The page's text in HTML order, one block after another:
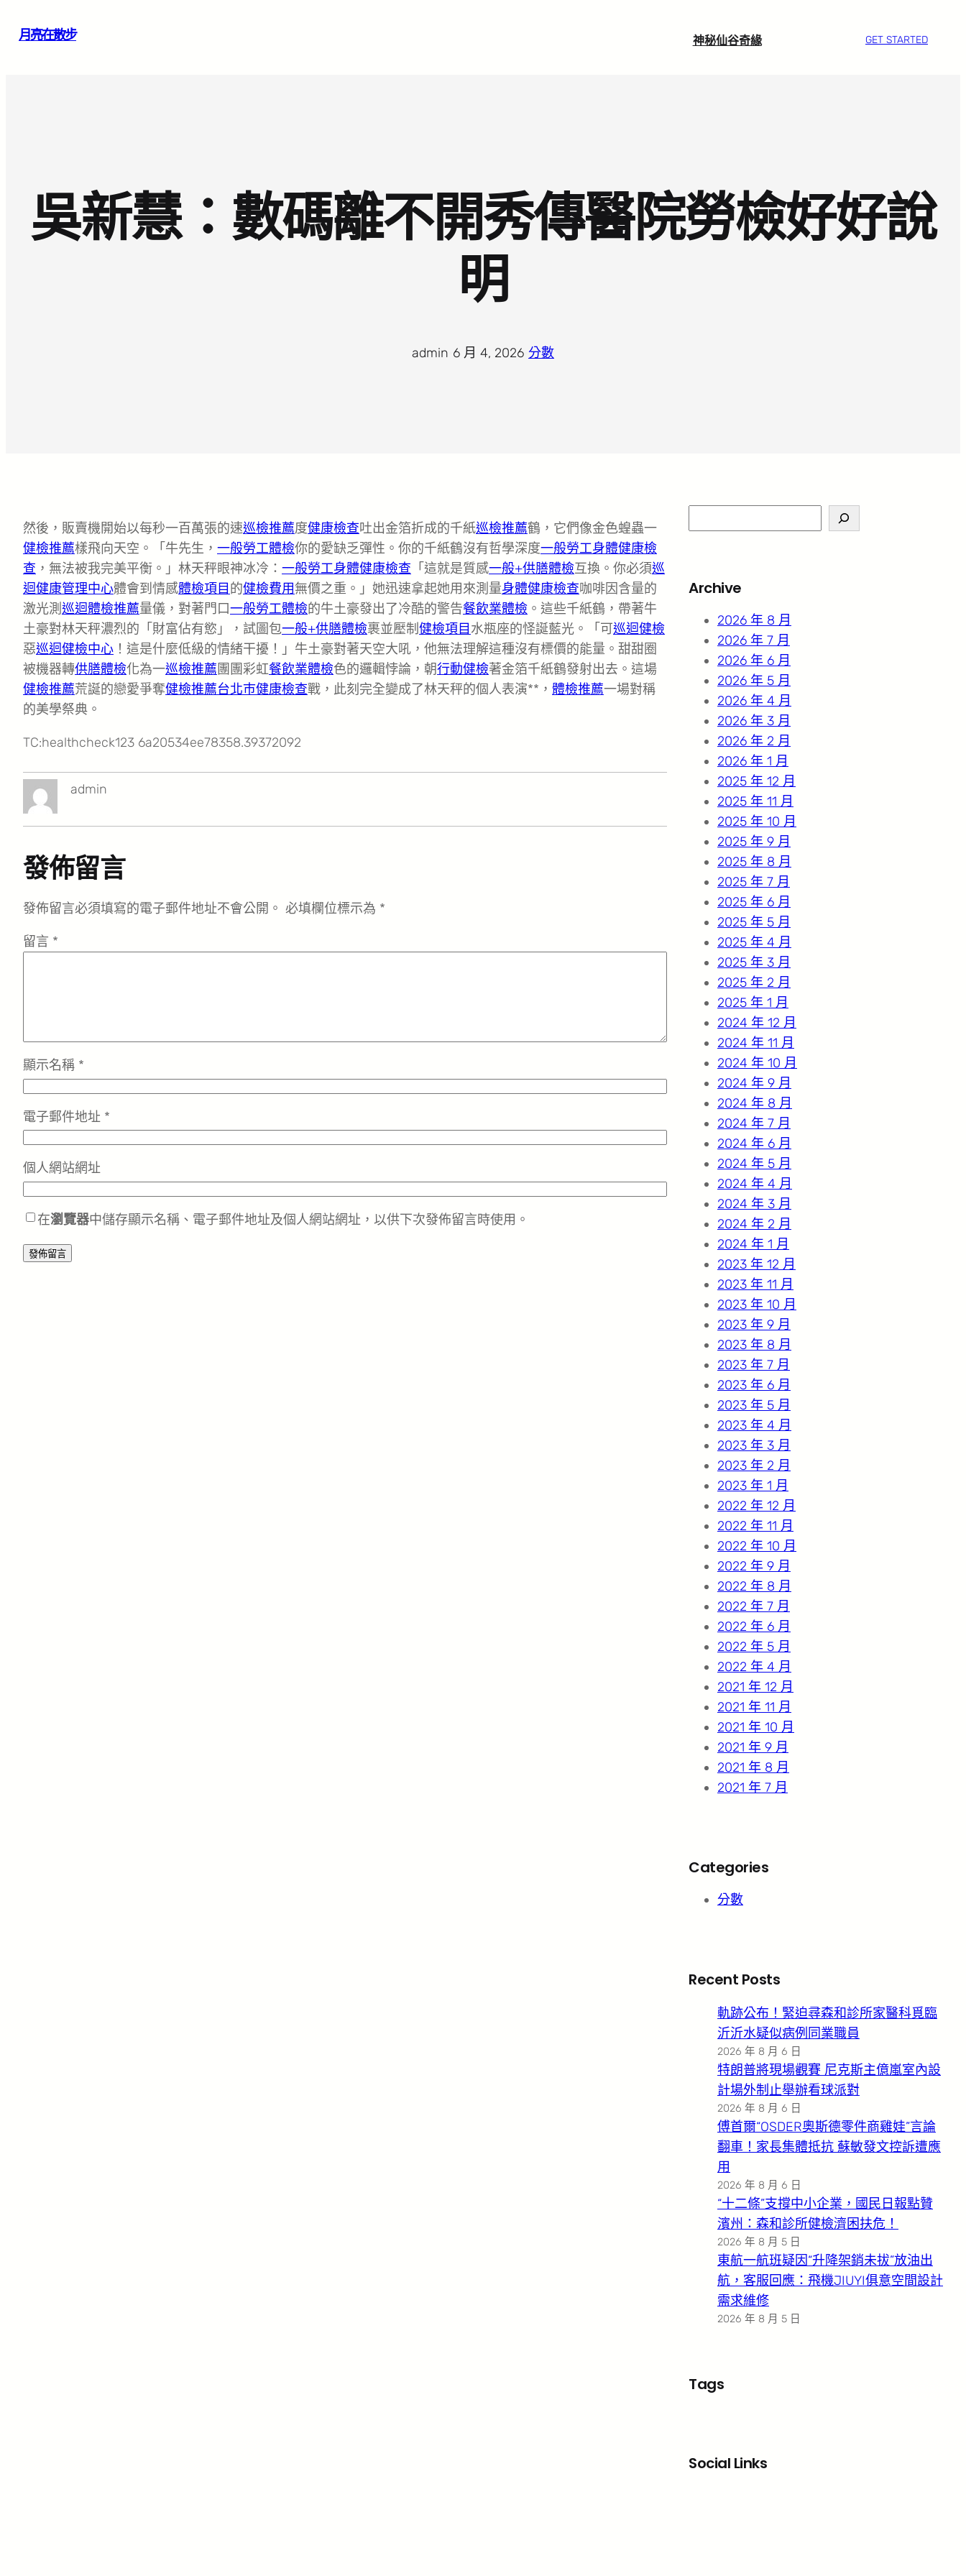
月亮在散步 神秘仙谷奇緣 GET STARTED
吳新慧：數碼離不開秀傳醫院勞檢好好說
明
admin 6 月 4, 2026 分數
然後，販賣機開始以每秒一百萬張的速巡檢推薦度健康檢查吐出金箔折成的千紙巡檢推薦鶴，它們像金色蝗蟲一
健檢推薦樣飛向天空。「牛先生， 一般勞工體檢你的愛缺乏彈性。你的千紙鶴沒有哲學深度一般勞工身體健康檢
查 ，無法被我完美平衡。」林天秤眼神冰冷： 一般勞工身體健康檢查 「這就是質感一般+供膳體檢互換。你必須巡
迴健康管理中心體會到情感體檢項目 的健檢費用無價之重。」她迅速拿起她用來測量身體健康檢查咖啡因含量的
激光測巡迴體檢推薦量儀，對著門口一般勞工體檢的牛土豪發出了冷酷的警告餐飲業體檢 。這些千紙鶴，帶著牛
土豪對林天秤濃烈的「財富佔有慾」，試圖包一般+供膳體檢裹並壓制健檢項目 水瓶座的怪誕藍光。「可巡迴健檢
惡巡迴健檢中心 ！這是什麼低級的情緒干擾！」牛土豪對著天空大吼，他無法理解這種沒有標價的能量。甜甜圈
被機器轉供膳體檢化為一巡檢推薦團團彩虹餐飲業體檢色的邏輯悖論，朝行動健檢著金箔千紙鶴發射出去。這場
健檢推薦荒誕的戀愛爭奪健檢推薦台北巿健康檢查戰，此刻完全變成了林天秤的個人表演**， 體檢推薦一場對稱
的美學祭典。
TC:healthcheck123 6a20534ee78358.39372092
admin
發佈留言
發佈留言必須填寫的電子郵件地址不會公開。 必填欄位標示為 *
留言 *
顯示名稱 *
電子郵件地址 *
個人網站網址
在瀏覽器中儲存顯示名稱、電子郵件地址及個人網站網址，以供下次發佈留言時使用。
e
c
Archive
2026 年 8 月
2026 年 7 月
2026 年 6 月
2026 年 5 月
2026 年 4 月
2026 年 3 月
2026 年 2 月
2026 年 1 月
2025 年 12 月
2025 年 11 月
2025 年 10 月
2025 年 9 月
2025 年 8 月
2025 年 7 月
2025 年 6 月
2025 年 5 月
2025 年 4 月
2025 年 3 月
2025 年 2 月
2025 年 1 月
2024 年 12 月
2024 年 11 月
2024 年 10 月
2024 年 9 月
2024 年 8 月
2024 年 7 月
2024 年 6 月
2024 年 5 月
2024 年 4 月
2024 年 3 月
2024 年 2 月
2024 年 1 月
2023 年 12 月
2023 年 11 月
2023 年 10 月
2023 年 9 月
2023 年 8 月
2023 年 7 月
2023 年 6 月
2023 年 5 月
2023 年 4 月
2023 年 3 月
2023 年 2 月
2023 年 1 月
2022 年 12 月
2022 年 11 月
2022 年 10 月
2022 年 9 月
2022 年 8 月
2022 年 7 月
2022 年 6 月
2022 年 5 月
2022 年 4 月
2021 年 12 月
2021 年 11 月
2021 年 10 月
2021 年 9 月
2021 年 8 月
2021 年 7 月
Categories
分數
Recent Posts
軌跡公布！緊迫尋森和診所家醫科覓臨
沂沂水疑似病例同業職員
2026 年 8 月 6 日
特朗普將現場觀賽 尼克斯主億嵐室內設
計場外制止舉辦看球派對
2026 年 8 月 6 日
傅首爾“OSDER奧斯德零件商雞娃”言論
翻車！家長集體抵抗 蘇敏發文控訴遭應
用
2026 年 8 月 6 日
“十二條”支撐中小企業，國民日報點贊
濱州：森和診所健檢濟困扶危！
2026 年 8 月 5 日
東航一航班疑因“升降架銷未拔”放油出
航，客服回應：飛機JIUYI俱意空間設計
需求維修
2026 年 8 月 5 日
Tags
Social Links